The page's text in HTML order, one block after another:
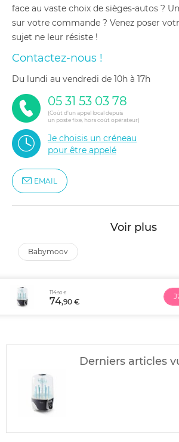
face au vaste choix de sièges-autos ?
sur votre commande ? Venez poser
sujet ne leur résiste !
Contactez-nous !
du lundi au vendredi de 10h à 17h
05 31 53 03 78
(Coût d'un appel local depuis
un poste fixe, hors coût opérateur)
Je choisis un créneau
pour être appelé
EMAIL
Voir plus
babymoov
114,90 €
74,90 €
Derniers articles